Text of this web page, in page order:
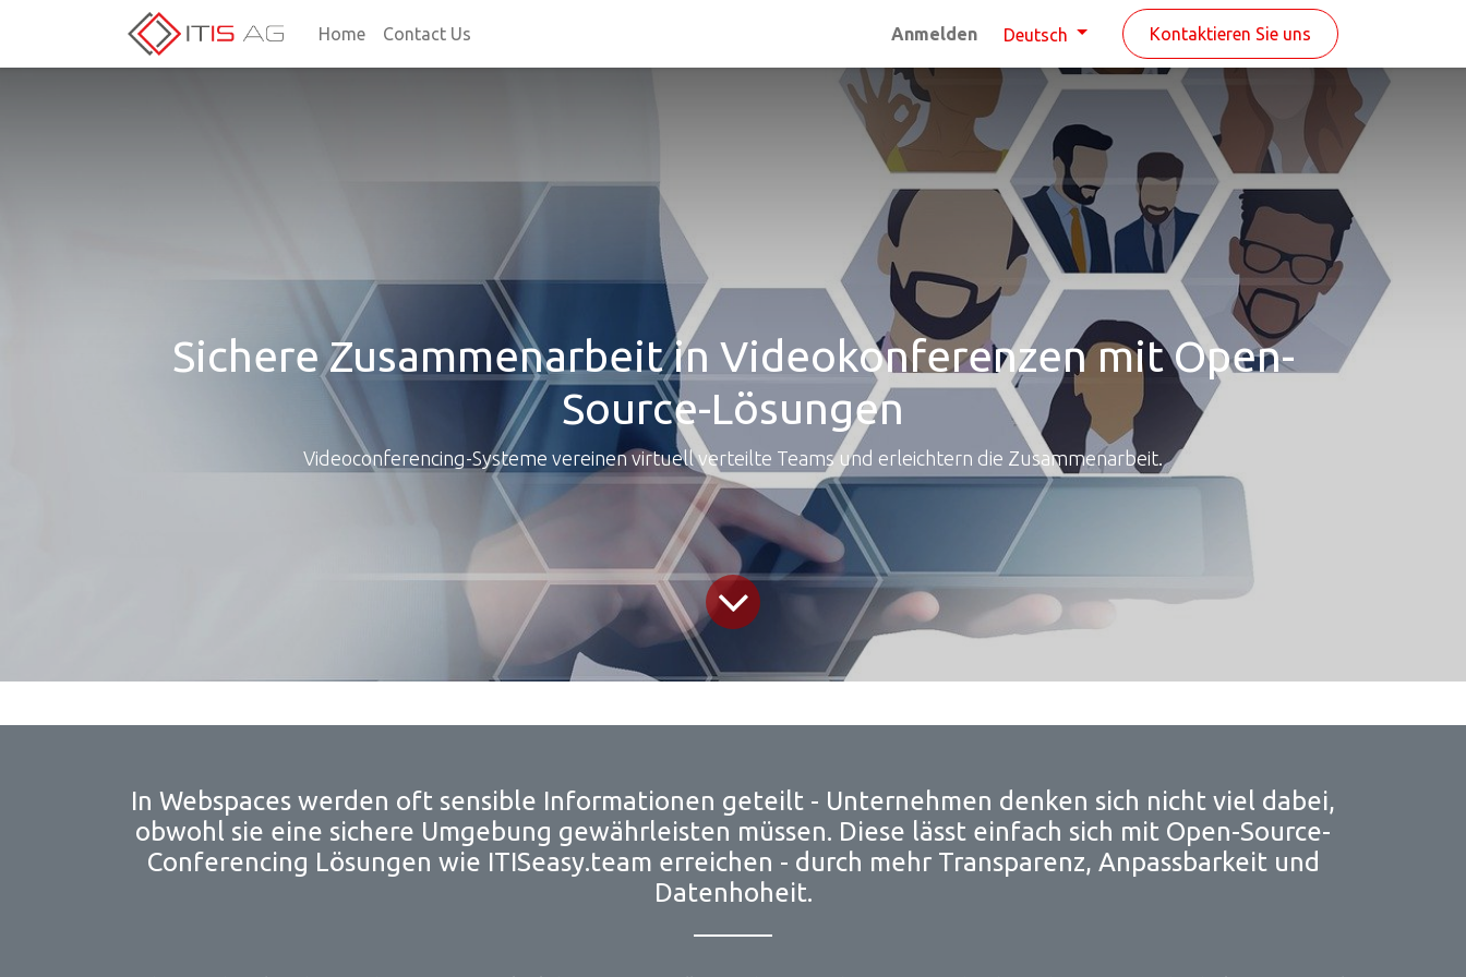
Home Contact Us Anmelden Deutsch Kontaktieren Sie uns
Sichere Zusammenarbeit in Videokonferenzen mit Open-
Source-Lösungen
Videoconferencing-Systeme vereinen virtuell verteilte Teams und erleichtern die Zusammenarbeit.
In Webspaces werden oft sensible Informationen geteilt - Unternehmen denken sich nicht viel dabei,
obwohl sie eine sichere Umgebung gewährleisten müssen. Diese lässt einfach sich mit Open-Source-
Conferencing Lösungen wie ITISeasy.team erreichen - durch mehr Transparenz, Anpassbarkeit und
Datenhoheit.